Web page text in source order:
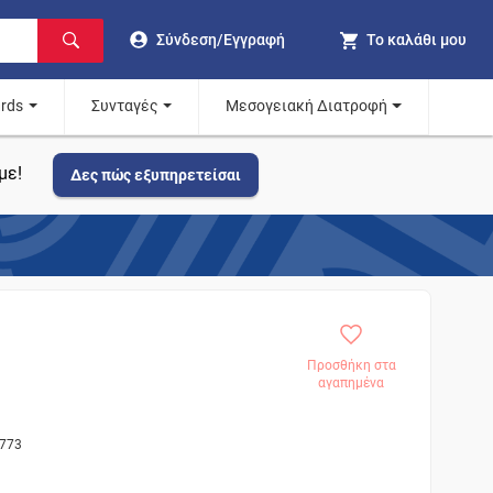
Σύνδεση/Εγγραφή Το καλάθι μου
Συνταγές Μεσογειακή Διατροφή
Δες πώς εξυπηρετείσαι
Προσθήκη στα
αγαπημένα